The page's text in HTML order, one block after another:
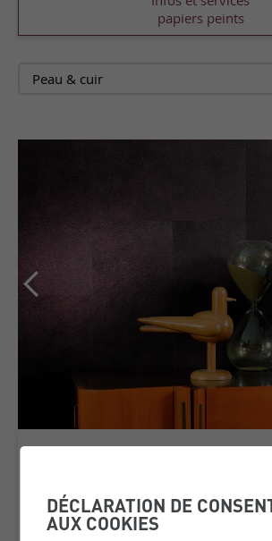
papiers peints
COLLECTION:
DÉCLARATION DE
AUX COOKIES